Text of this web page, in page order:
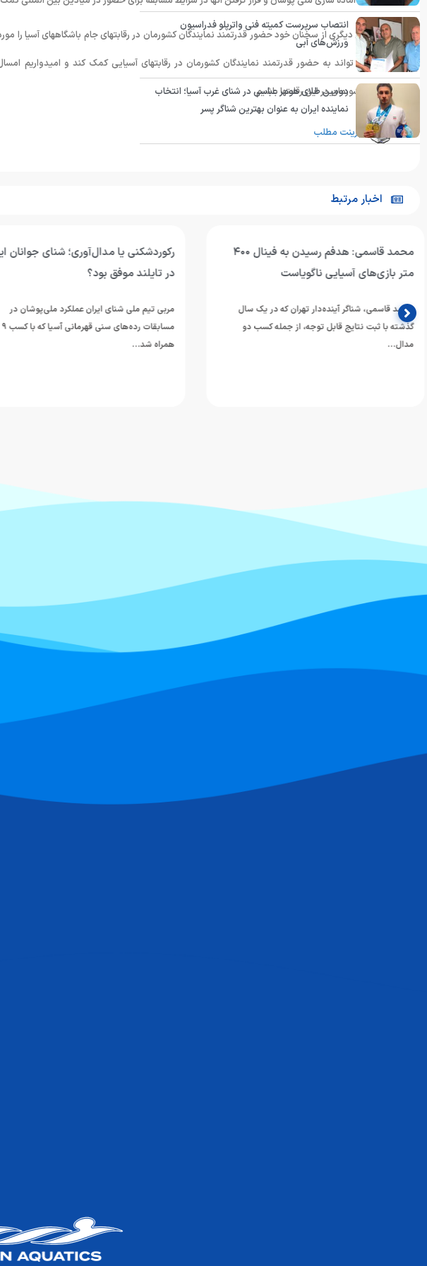
وی در بخش دیگری از سخنان خود حضور قدرتمند نمایندگان کشورمان در رقابتهای جام باشگاههای آسیا را
و منظم می تواند به حضور قدرتمند نمایندگان کشورمان در رقابتهای آسیایی کمک کند و امیدواریم
نمایندگان کشورمان در این رقابتها باشیم.
پرینت مطلب
انتصاب سرپرست کمیته فنی واترپلو فدراسیون
ورزش‌های آبی
دومین طلای هومر عباسی در شنای غرب آسیا؛ انتخاب
نماینده ایران به عنوان بهترین شناگر پسر
اخبار مرتبط
رکوردشکنی یا مدال‌آوری؛ شنای جوانان ایران
در تایلند موفق بود؟
مربی تیم ملی شنای ایران عملکرد ملی‌پوشان در
همراه شد…
اربعین؛ تجلی ماندگاری راه حق و آزادگی
الحسین(ع) و یاران وفادارش در مسیر دفاع از
عزت و ارزش‌های انسانی…